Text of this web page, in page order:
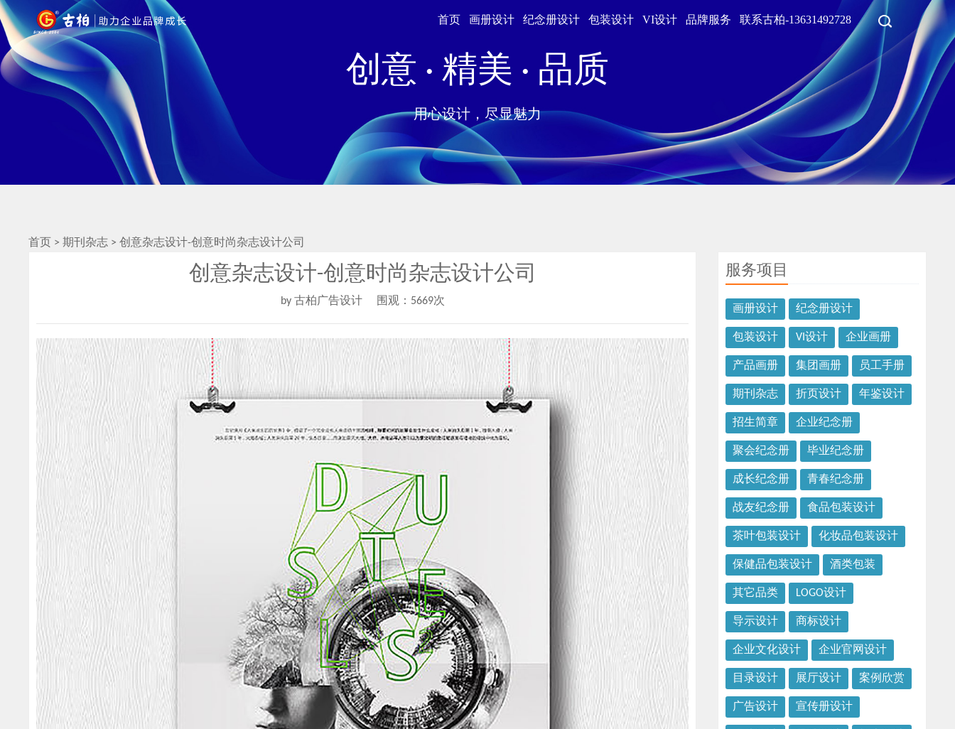
首页 画册设计 纪念册设计 包装设计 VI设计 品牌服务 联系古柏-13631492728
创意 · 精美 · 品质
用心设计，尽显魅力
首页 >期刊杂志 >创意杂志设计-创意时尚杂志设计公司
创意杂志设计-创意时尚杂志设计公司
by 古柏广告设计 围观：5669次
服务项目
画册设计 纪念册设计
包装设计 VI设计 企业画册
产品画册 集团画册 员工手册
期刊杂志 折页设计 年鉴设计
招生简章 企业纪念册
聚会纪念册 毕业纪念册
成长纪念册 青春纪念册
战友纪念册 食品包装设计
茶叶包装设计 化妆品包装设计
保健品包装设计 酒类包装
其它品类 LOGO设计
导示设计 商标设计
企业文化设计 企业官网设计
目录设计 展厅设计 案例欣赏
广告设计 宣传册设计